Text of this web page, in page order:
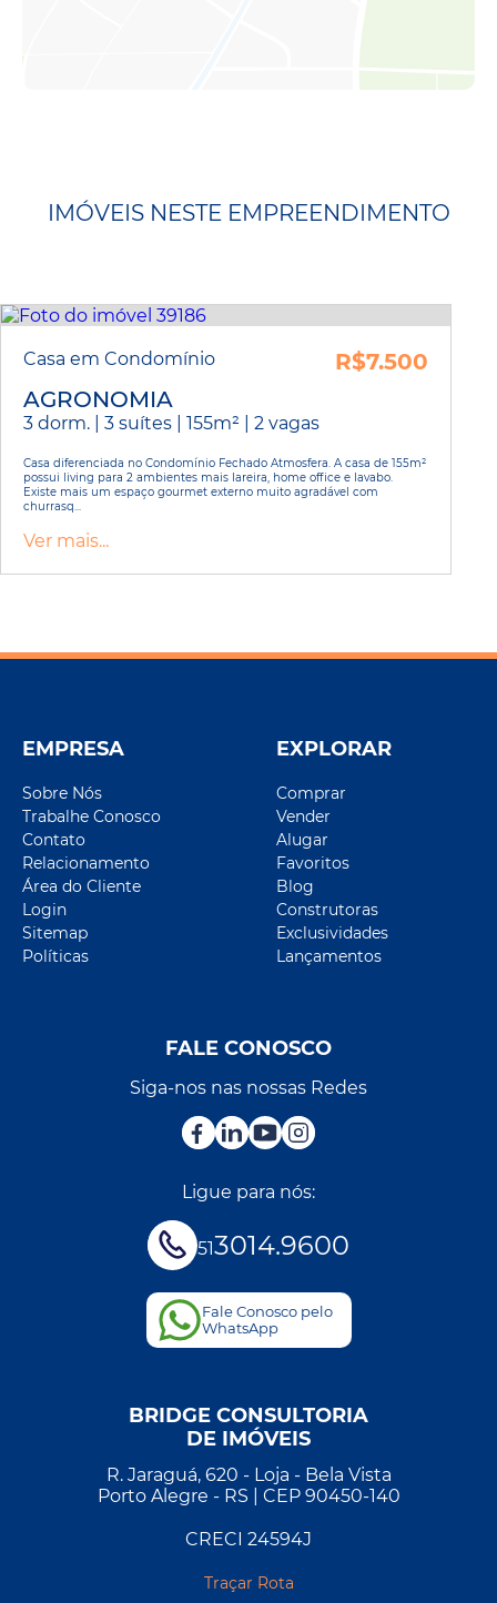
IMÓVEIS NESTE EMPREENDIMENTO
Casa em Condomínio
R$7.500
AGRONOMIA
3 dorm. | 3 suítes | 155m² | 2 vagas
Casa diferenciada no Condomínio Fechado Atmosfera. A casa de 155m²
possui living para 2 ambientes mais lareira, home office e lavabo.
Existe mais um espaço gourmet externo muito agradável com
churrasq...
Ver mais...
EMPRESA
Sobre Nós
Trabalhe Conosco
Contato
Relacionamento
Área do Cliente
Login
Sitemap
Políticas
EXPLORAR
Comprar
Vender
Alugar
Favoritos
Blog
Construtoras
Exclusividades
Lançamentos
FALE CONOSCO
Siga-nos nas nossas Redes
Ligue para nós:
513014.9600
Fale Conosco pelo
WhatsApp
BRIDGE CONSULTORIA
DE IMÓVEIS
R. Jaraguá, 620 - Loja - Bela Vista
Porto Alegre - RS | CEP 90450-140
CRECI 24594J
Traçar Rota